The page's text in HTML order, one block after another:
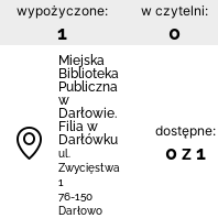
wypożyczone:
1
w czytelni:
0
Miejska
Biblioteka
Publiczna
w
Darłowie.
Filia w
Darłówku
ul.
Zwycięstwa
1
76-150
Darłowo
dostępne:
0 z 1